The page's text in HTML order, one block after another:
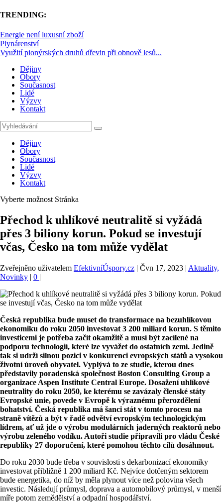
TRENDING:
Energie není luxusní zboží
Plynárenství
Využití pionýrských druhů dřevin při obnově lesů...
Dějiny
Obory
Současnost
Lidé
Výzvy
Kontakt
Dějiny
Obory
Současnost
Lidé
Výzvy
Kontakt
Vyberte možnost Stránka
Přechod k uhlíkové neutralitě si vyžádá
přes 3 biliony korun. Pokud se investují
včas, Česko na tom může vydělat
Zveřejněno uživatelem EfektivníÚspory.cz | Čvn 17, 2023 | Aktuality,
Novinky | 0 |
Česká republika bude muset do transformace na bezuhlíkovou
ekonomiku do roku 2050 investovat 3 200 miliard korun. S těmito
investicemi je potřeba začít okamžitě a musí být zacílené na
podporu technologií, které lze vyvážet do ostatních zemí. Jedině
tak si udrží silnou pozici v konkurenci evropských států a vysokou
životní úroveň obyvatel. Vyplývá to ze studie, kterou dnes
představily poradenská společnost Boston Consulting Group a
organizace Aspen Institute Central Europe. Dosažení uhlíkové
neutrality do roku 2050, ke kterému se zavázaly členské státy
Evropské unie, povede v Evropě k výraznému přerozdělení
bohatství. Česká republika má šanci stát v tomto procesu na
straně vítězů a být v řadě odvětví evropským technologickým
lídrem, ať už jde o výrobu modulárních jaderných reaktorů nebo
výrobu zeleného vodíku. Autoři studie připravili pro vládu České
republiky 27 doporučení, které pomohou těchto cílů dosáhnout.
Do roku 2030 bude třeba v souvislosti s dekarbonizací ekonomiky
investovat přibližně 1 200 miliard Kč. Nejvíce dotčeným sektorem
bude energetika, do níž by měla plynout více než polovina všech
investic. Následují průmysl, doprava a automobilový průmysl, v menší
míře potom zemědělství a odpadní hospodářství.